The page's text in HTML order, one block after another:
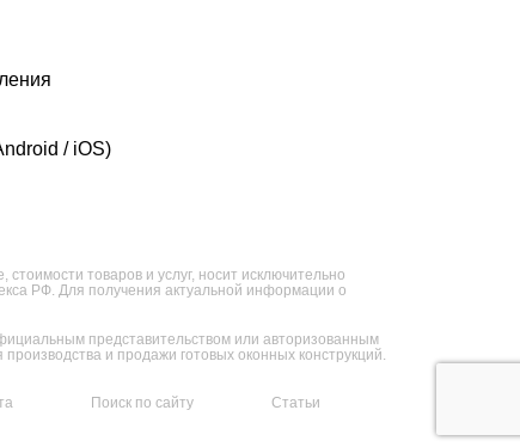
/ iOS)
товаров и услуг, носит исключительно
РФ. Для получения актуальной информации о
представительством или авторизованным
и продажи готовых оконных конструкций.
Поиск по сайту Статьи